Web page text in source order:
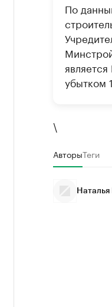
По
убытком
\
АвторыТеги